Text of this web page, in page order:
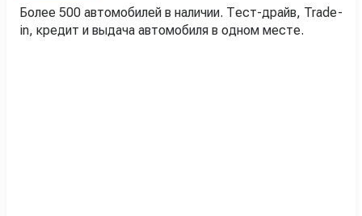
Более 500 автомобилей в наличии. Тест-драйв, Trade-
in, кредит и выдача автомобиля в одном месте.